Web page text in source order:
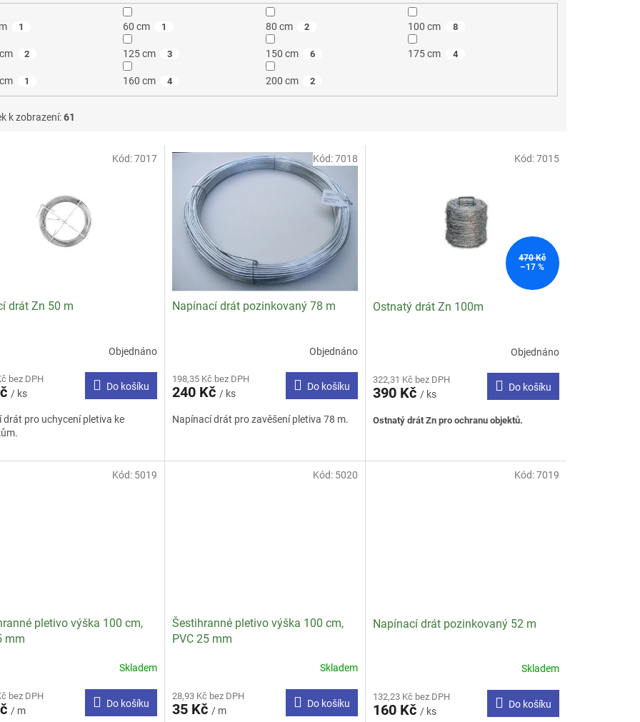
1 60 cm 1 80 cm 2 100 cm 8
2 125 cm 3 150 cm 6 175 cm 4
1 160 cm 4 200 cm 2
k zobrazení:61
drát Zn 50 m
Objednáno
bez DPH
/ ks
Do košíku
drát pro uchycení pletiva ke
Kód:7017
Napínací drát pozinkovaný 78 m
produktu
je
z
Objednáno
198,35 Kč bez DPH
240 Kč / ks
Do košíku
Napínací drát pro zavěšení pletiva 78 m.
Kód:7018
470 Kč
–17 %
Ostnatý drát Zn 100m
Objednáno
322,31 Kč bez DPH
390 Kč / ks
Do košíku
Ostnatý drát Zn pro ochranu objektů.
Kód:7015
pletivo výška 100 cm,
mm
Skladem
bez DPH
/ m
Do košíku
Kód: 5019
Šestihranné pletivo výška 100 cm,
PVC 25 mm
Skladem
28,93 Kč bez DPH
35 Kč / m
Do košíku
Kód: 5020
Napínací drát pozinkovaný 52 m
produktu
je
Skladem
132,23 Kč bez DPH
160 Kč / ks
Do košíku
Kód:7019